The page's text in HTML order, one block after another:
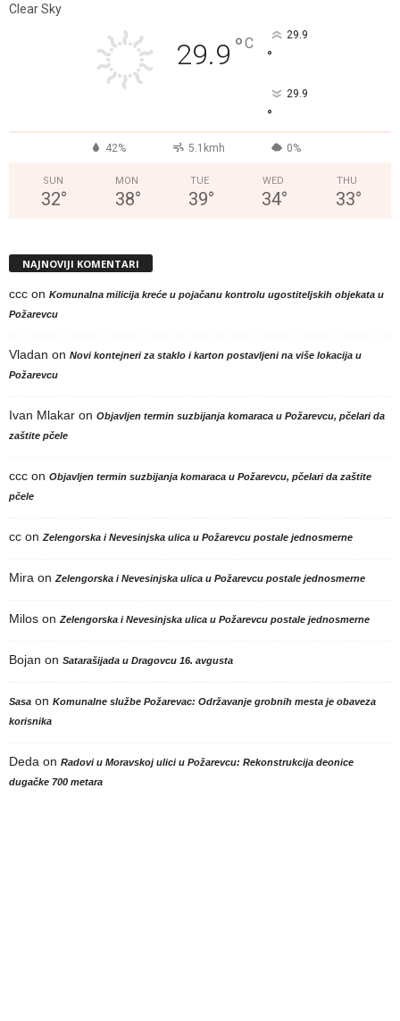
Clear Sky
29.9 °C 29.9
°
29.9
°
42% 5.1kmh 0%
SUN
32°
MON
38°
TUE
39°
WED
34°
THU
33°
NAJNOVIJI KOMENTARI
ccc on Komunalna milicija kreće u pojačanu kontrolu ugostiteljskih objekata u
Požarevcu
Vladan on Novi kontejneri za staklo i karton postavljeni na više lokacija u
Požarevcu
Ivan Mlakar on Objavljen termin suzbijanja komaraca u Požarevcu, pčelari da
zaštite pčele
ccc on Objavljen termin suzbijanja komaraca u Požarevcu, pčelari da zaštite
pčele
cc on Zelengorska i Nevesinjska ulica u Požarevcu postale jednosmerne
Mira on Zelengorska i Nevesinjska ulica u Požarevcu postale jednosmerne
Milos on Zelengorska i Nevesinjska ulica u Požarevcu postale jednosmerne
Bojan on Satarašijada u Dragovcu 16. avgusta
Sasa on Komunalne službe Požarevac: Održavanje grobnih mesta je obaveza
korisnika
Deda on Radovi u Moravskoj ulici u Požarevcu: Rekonstrukcija deonice
dugačke 700 metara